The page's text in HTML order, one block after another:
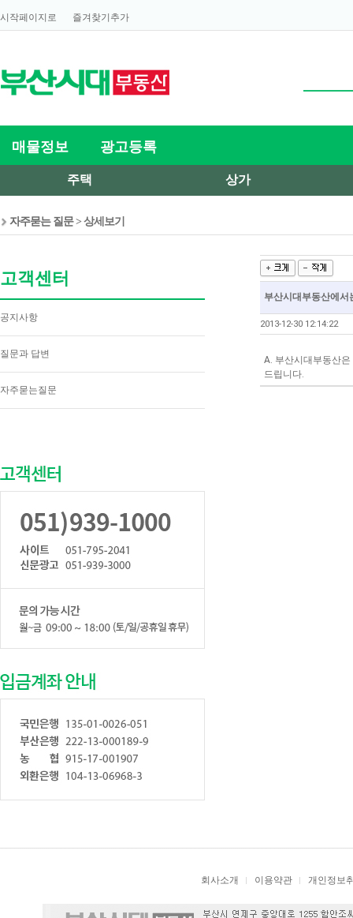
시작페이지로 즐겨찾기추가
매물정보 광고등록
주택 상가
자주묻는 질문> 상세보기
고객센터
공지사항
질문과 답변
자주묻는질문
부산시대부동산에서
2013-12-30 12:14:22
A. 부산시대부동산
드립니다.
회사소개 이용약관 개인정보